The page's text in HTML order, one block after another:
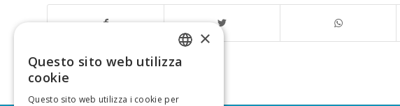
ITALIAN
×
Questo sito web utilizza
cookie
Questo sito web utilizza i cookie per